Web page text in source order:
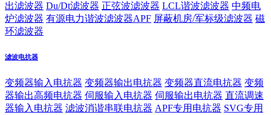
出滤波器 Du/Dt滤波器 正弦波滤波器 LCL谐波滤波器 中频电
炉滤波器 有源电力谐波滤波器APF 屏蔽机房/军标级滤波器 磁
环滤波器
滤波电抗器
变频器输入电抗器 变频器输出电抗器 变频器直流电抗器 变频
器输出高频电抗器 伺服输入电抗器 伺服输出电抗器 直流调速
器输入电抗器 滤波消谐串联电抗器 APF专用电抗器 SVG专用